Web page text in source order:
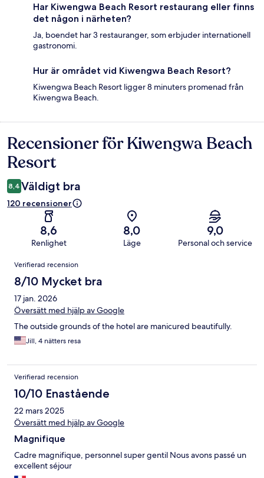
Har Kiwengwa Beach Resort restaurang eller finns
det någon i närheten?
Ja, boendet har 3 restauranger, som erbjuder internationell
gastronomi.
Hur är området vid Kiwengwa Beach Resort?
Kiwengwa Beach Resort ligger 8 minuters promenad från
Kiwengwa Beach.
Recensioner
Recensioner för Kiwengwa Beach
Resort
8,4 Väldigt bra
120 recensioner
8,6
Renlighet
8,0
Läge
9,0
Personal och service
Recensioner
Verifierad recension
8/10 Mycket bra
17 jan. 2026
Översätt med hjälp av Google
The outside grounds of the hotel are manicured beautifully.
Jill, 4 nätters resa
Verifierad recension
10/10 Enastående
22 mars 2025
Översätt med hjälp av Google
Magnifique
Cadre magnifique, personnel super gentil Nous avons passé un
excellent séjour